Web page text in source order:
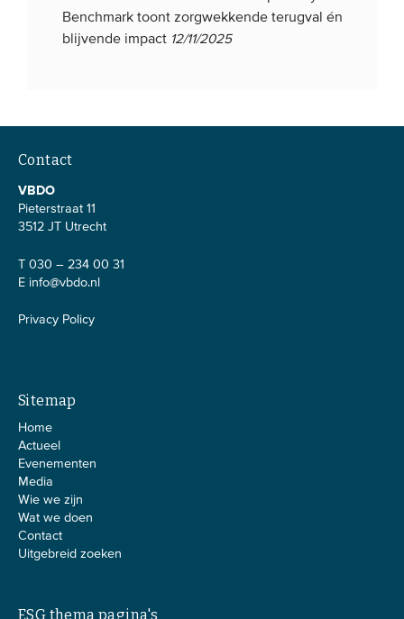
Benchmark toont zorgwekkende terugval én
blijvende impact 12/11/2025
Contact
VBDO
Pieterstraat 11
3512 JT Utrecht
T 030 – 234 00 31
E info@vbdo.nl
Privacy Policy
Sitemap
Home
Actueel
Evenementen
Media
Wie we zijn
Wat we doen
Contact
Uitgebreid zoeken
ESG thema pagina's